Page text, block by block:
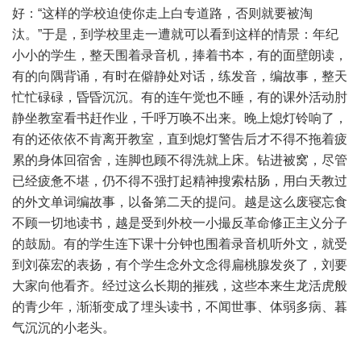
好：“这样的学校迫使你走上白专道路，否则就要被淘
汰。”于是，到学校里走一遭就可以看到这样的情景：年纪
小小的学生，整天围着录音机，捧着书本，有的面壁朗读，
有的向隅背诵，有时在僻静处对话，练发音，编故事，整天
忙忙碌碌，昏昏沉沉。有的连午觉也不睡，有的课外活动肘
静坐教室看书赶作业，千呼万唤不出来。晚上熄灯铃响了，
有的还依依不肯离开教室，直到熄灯警告后才不得不拖着疲
累的身体回宿舍，连脚也顾不得洗就上床。钻进被窝，尽管
已经疲惫不堪，仍不得不强打起精神搜索枯肠，用白天教过
的外文单词编故事，以备第二天的提问。越是这么废寝忘食
不顾一切地读书，越是受到外校一小撮反革命修正主义分子
的鼓励。有的学生连下课十分钟也围着录音机听外文，就受
到刘葆宏的表扬，有个学生念外文念得扁桃腺发炎了，刘要
大家向他看齐。经过这么长期的摧残，这些本来生龙活虎般
的青少年，渐渐变成了埋头读书，不闻世事、体弱多病、暮
气沉沉的小老头。